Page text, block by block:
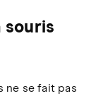
souris
ne se fait pas